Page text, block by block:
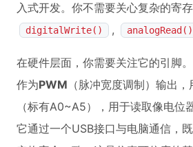
入式开发。你不需要关心复杂的寄
digitalWrite() , analogRead()
在硬件层面，你需要关注它的引脚
作为PWM （脉冲宽度调制）输出
（标有A0~A5），用于读取像电
它通过一个USB接口与电脑通信，